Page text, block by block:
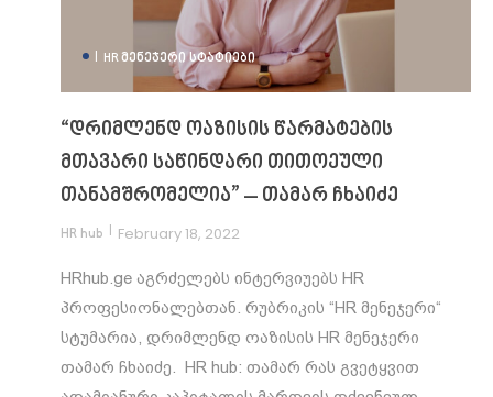
| HR ᲛᲔᲜᲔᲯᲔᲠᲘ ᲡᲢᲐᲢᲘᲔᲑᲘ
“დრიმლენდ ოაზისის წარმატების
მთავარი საწინდარი თითოეული
თანამშრომელია” – თამარ ჩხაიძე
HR hub | February 18, 2022
HRhub.ge აგრძელებს ინტერვიუებს HR
პროფესიონალებთან. რუბრიკის “HR მენეჯერი“
სტუმარია, დრიმლენდ ოაზისის HR მენეჯერი
თამარ ჩხაიძე. HR hub: თამარ რას გვეტყვით